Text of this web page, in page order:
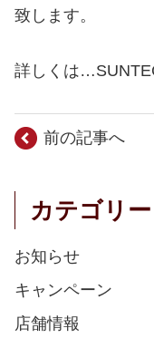
致します。
詳しくは
前の記事へ
カテゴリー
お知らせ
キャンペーン
店舗情報